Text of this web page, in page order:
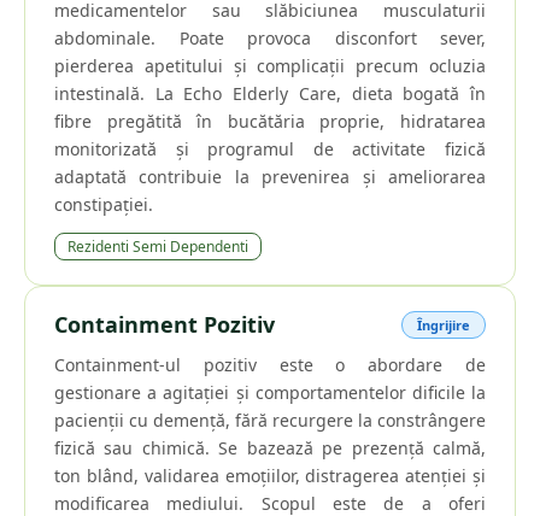
medicamentelor sau slăbiciunea musculaturii
abdominale. Poate provoca disconfort sever,
pierderea apetitului și complicații precum ocluzia
intestinală. La Echo Elderly Care, dieta bogată în
fibre pregătită în bucătăria proprie, hidratarea
monitorizată și programul de activitate fizică
adaptată contribuie la prevenirea și ameliorarea
constipației.
Rezidenti Semi Dependenti
Containment Pozitiv Îngrijire
Containment-ul pozitiv este o abordare de
gestionare a agitației și comportamentelor dificile la
pacienții cu demență, fără recurgere la constrângere
fizică sau chimică. Se bazează pe prezență calmă,
ton blând, validarea emoțiilor, distragerea atenției și
modificarea mediului. Scopul este de a oferi